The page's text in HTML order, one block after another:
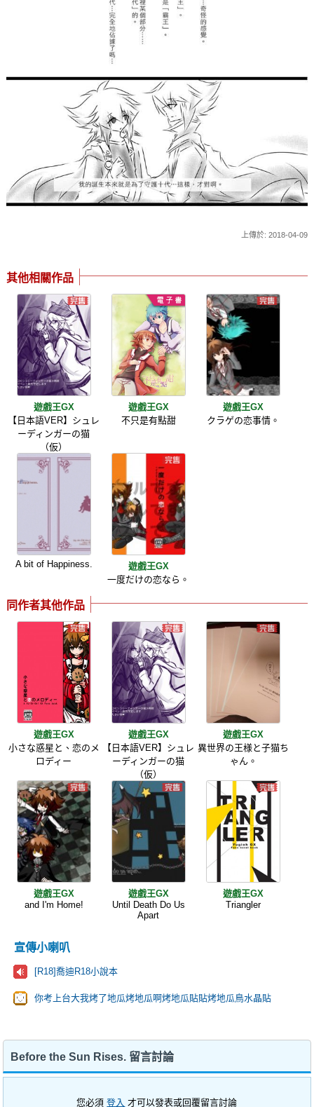
上傳於: 2018-04-09
其他相關作品
遊戲王GX
【日本語VER】シュレ
ーディンガーの猫
（仮）
遊戲王GX
不只是有點甜
遊戲王GX
クラゲの恋事情。
A bit of Happiness.
遊戲王GX
一度だけの恋なら。
同作者其他作品
遊戲王GX
小さな惑星と、恋のメ
ロディー
遊戲王GX
【日本語VER】シュレ
ーディンガーの猫
（仮）
遊戲王GX
異世界の王様と子猫ち
ゃん。
遊戲王GX
and I'm Home!
遊戲王GX
Until Death Do Us
Apart
遊戲王GX
Triangler
宣傳小喇叭
[R18]喬迪R18小說本
你考上台大我烤了地瓜烤地瓜啊烤地瓜貼貼烤地瓜鳥水晶貼
Before the Sun Rises. 留言討論
您必須登入 才可以發表或回覆留言討論